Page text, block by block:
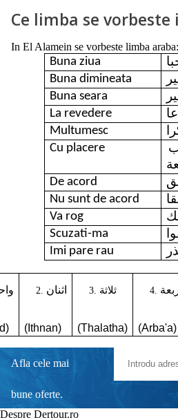
Ce limba se vorbeste
In El Alamein se vorbeste limba araba:
Buna ziua
Buna dimineata
Buna seara
La revedere
Multumesc
Cu placere
De acord
Nu sunt de acord
Va rog
Scuzati-ma
Imi pare rau
اثنان
(Ithnan)
ثلاثة
(Thalatha) (Arba'a)
Afla cele mai
bune oferte.
Despre Dertour.ro